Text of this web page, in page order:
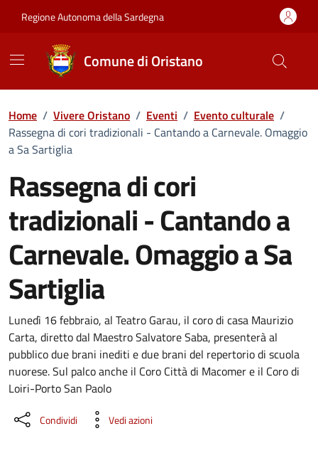
Regione Autonoma della Sardegna
Comune di Oristano
Home / Vivere Oristano / Eventi / Evento culturale /
Rassegna di cori tradizionali - Cantando a Carnevale. Omaggio
a Sa Sartiglia
Rassegna di cori
tradizionali - Cantando a
Carnevale. Omaggio a Sa
Sartiglia
Dettaglio dell'evento
Lunedì 16 febbraio, al Teatro Garau, il coro di casa Maurizio
Carta, diretto dal Maestro Salvatore Saba, presenterà al
pubblico due brani inediti e due brani del repertorio di scuola
nuorese. Sul palco anche il Coro Città di Macomer e il Coro di
Loiri-Porto San Paolo
Condividi Vedi azioni